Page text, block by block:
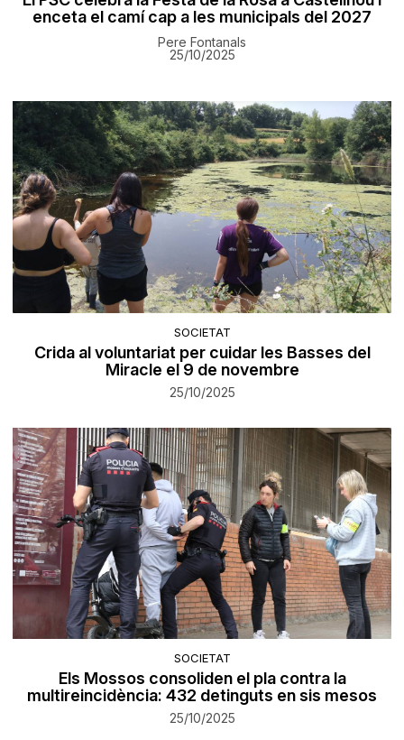
enceta el camí cap a les municipals del 2027
Pere Fontanals
25/10/2025
SOCIETAT
Crida al voluntariat per cuidar les Basses del
Miracle el 9 de novembre
25/10/2025
SOCIETAT
Els Mossos consoliden el pla contra la
multireincidència: 432 detinguts en sis mesos
25/10/2025